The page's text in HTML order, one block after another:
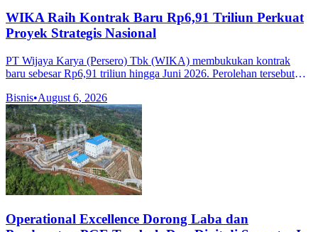
WIKA Raih Kontrak Baru Rp6,91 Triliun Perkuat
Proyek Strategis Nasional
PT Wijaya Karya (Persero) Tbk (WIKA) membukukan kontrak
baru sebesar Rp6,91 triliun hingga Juni 2026. Perolehan tersebut
penunjang konstruksi
Bisnis•August 6, 2026
Operational Excellence Dorong Laba dan